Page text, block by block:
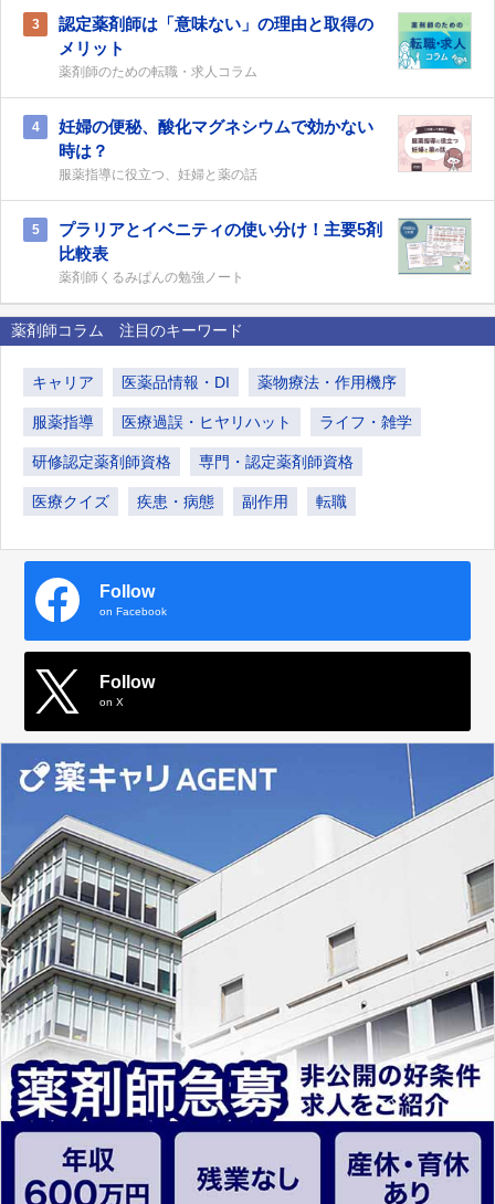
3
認定薬剤師は「意味ない」の理由と取得の
メリット
薬剤師のための転職・求人コラム
4
妊婦の便秘、酸化マグネシウムで効かない
時は？
服薬指導に役立つ、妊婦と薬の話
5
プラリアとイベニティの使い分け！主要5剤
比較表
薬剤師くるみぱんの勉強ノート
薬剤師コラム 注目のキーワード
キャリア 医薬品情報・DI 薬物療法・作用機序
服薬指導 医療過誤・ヒヤリハット ライフ・雑学
研修認定薬剤師資格 専門・認定薬剤師資格
医療クイズ 疾患・病態 副作用 転職
Follow
on Facebook
Follow
on X